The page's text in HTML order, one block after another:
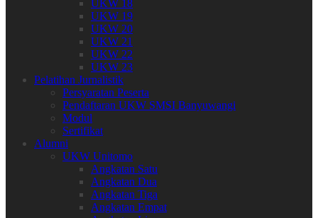
UKW 18
UKW 19
UKW 20
UKW 21
UKW 22
UKW 23
Pelatihan Jurnalistik
Persyaratan Peserta
Pendaftaran UKW SMSI Banyuwangi
Modul
Sertifikat
Alumni
UKW Unitomo
Angkatan Satu
Angkatan Dua
Angkatan Tiga
Angkatan Empat